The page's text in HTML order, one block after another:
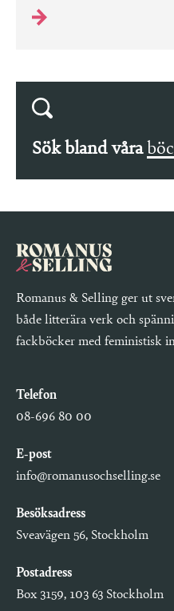
Sök bland våra
Romanus & Selling ger ut
både litterära verk och
fackböcker med feministisk
Telefon
08-696 80 00
E-post
info@romanusochselling.se
Besöksadress
Sveavägen 56, Stockholm
Postadress
Box 3159, 103 63 Stockholm